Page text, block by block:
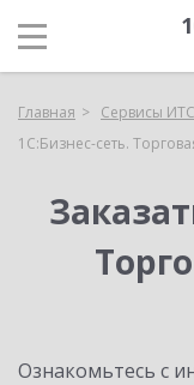
Главная Сервисы ИТС
1С:Бизнес-сеть.
Ознакомьтесь с